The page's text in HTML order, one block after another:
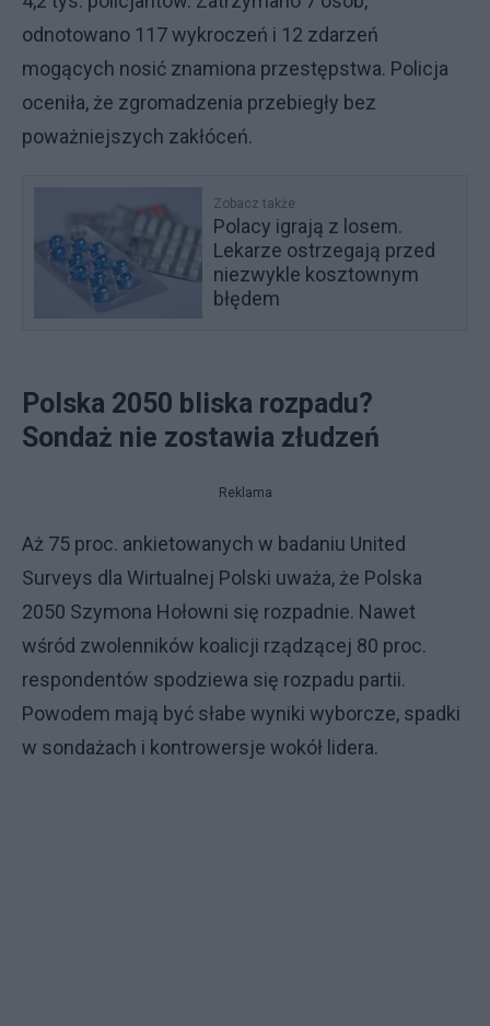
odnotowano 117 wykroczeń i 12 zdarzeń
mogących nosić znamiona przestępstwa. Policja
oceniła, że zgromadzenia przebiegły bez
poważniejszych zakłóceń.
Zobacz także
Polacy igrają z losem.
Lekarze ostrzegają przed
niezwykle kosztownym
błędem
Polska 2050 bliska rozpadu?
Sondaż nie zostawia złudzeń
Reklama
Aż 75 proc. ankietowanych w badaniu United
Surveys dla Wirtualnej Polski uważa, że Polska
2050 Szymona Hołowni się rozpadnie. Nawet
wśród zwolenników koalicji rządzącej 80 proc.
respondentów spodziewa się rozpadu partii.
Powodem mają być słabe wyniki wyborcze, spadki
w sondażach i kontrowersje wokół lidera.